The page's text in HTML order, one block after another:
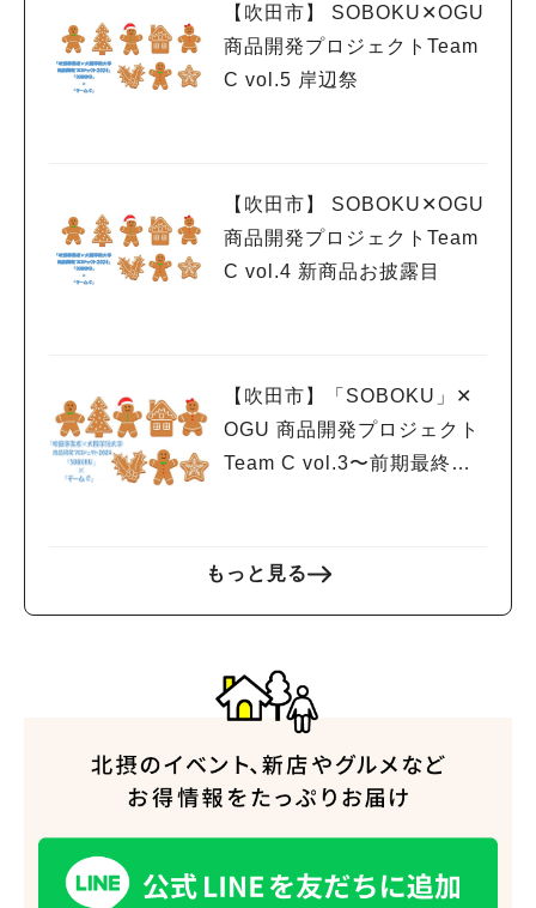
【吹田市】 SOBOKU✕OGU
商品開発プロジェクトTeam
C vol.5 岸辺祭
【吹田市】 SOBOKU✕OGU
商品開発プロジェクトTeam
C vol.4 新商品お披露目
【吹田市】「SOBOKU」✕
OGU 商品開発プロジェクト
Team C vol.3〜前期最終発
もっと見る
人気のキーワード
#ランチ
#教えたい／教えて投稿記事 #大阪学院大 商品開発プロジェクト
#あなたはどっち？